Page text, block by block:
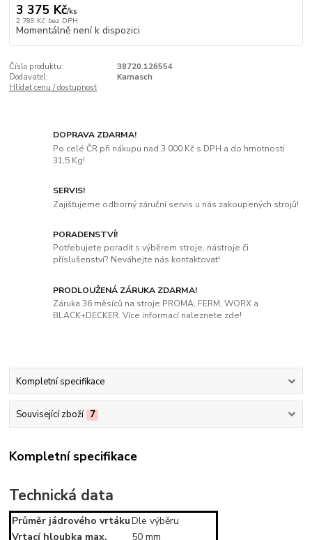
3 375 Kč/ks
2 789 Kč bez DPH
Momentálně není k dispozici
Číslo produktu:
38720.126554
Dodavatel:
Karnasch
Hlídat cenu / dostupnost
DOPRAVA ZDARMA!
Po celé ČR při nákupu nad 3 000 Kč s DPH a do hmotnosti
31,5 Kg!
SERVIS!
Zajišťujeme odborný záruční servis u nás zakoupených strojů!
PORADENSTVÍ!
Potřebujete poradit s výběrem stroje, nástroje či
příslušenství? Neváhejte nás kontaktovat!
PRODLOUŽENÁ ZÁRUKA ZDARMA!
Záruka 36 měsíců na stroje PROMA, FERM, WORX a
BLACK+DECKER. Více informací naleznete zde!
Kompletní specifikace
Související zboží 7
Kompletní specifikace
Technická data
Průměr jádrového vrtákuDle výběru
Vrtací hloubka max.
50 mm